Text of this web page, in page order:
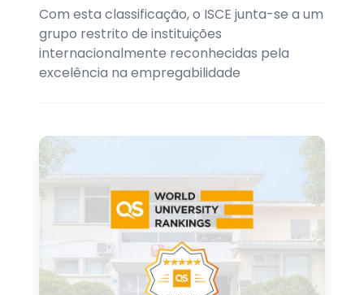
Com esta classificação, o ISCE junta-se a um
grupo restrito de instituições
internacionalmente reconhecidas pela
excelência na empregabilidade